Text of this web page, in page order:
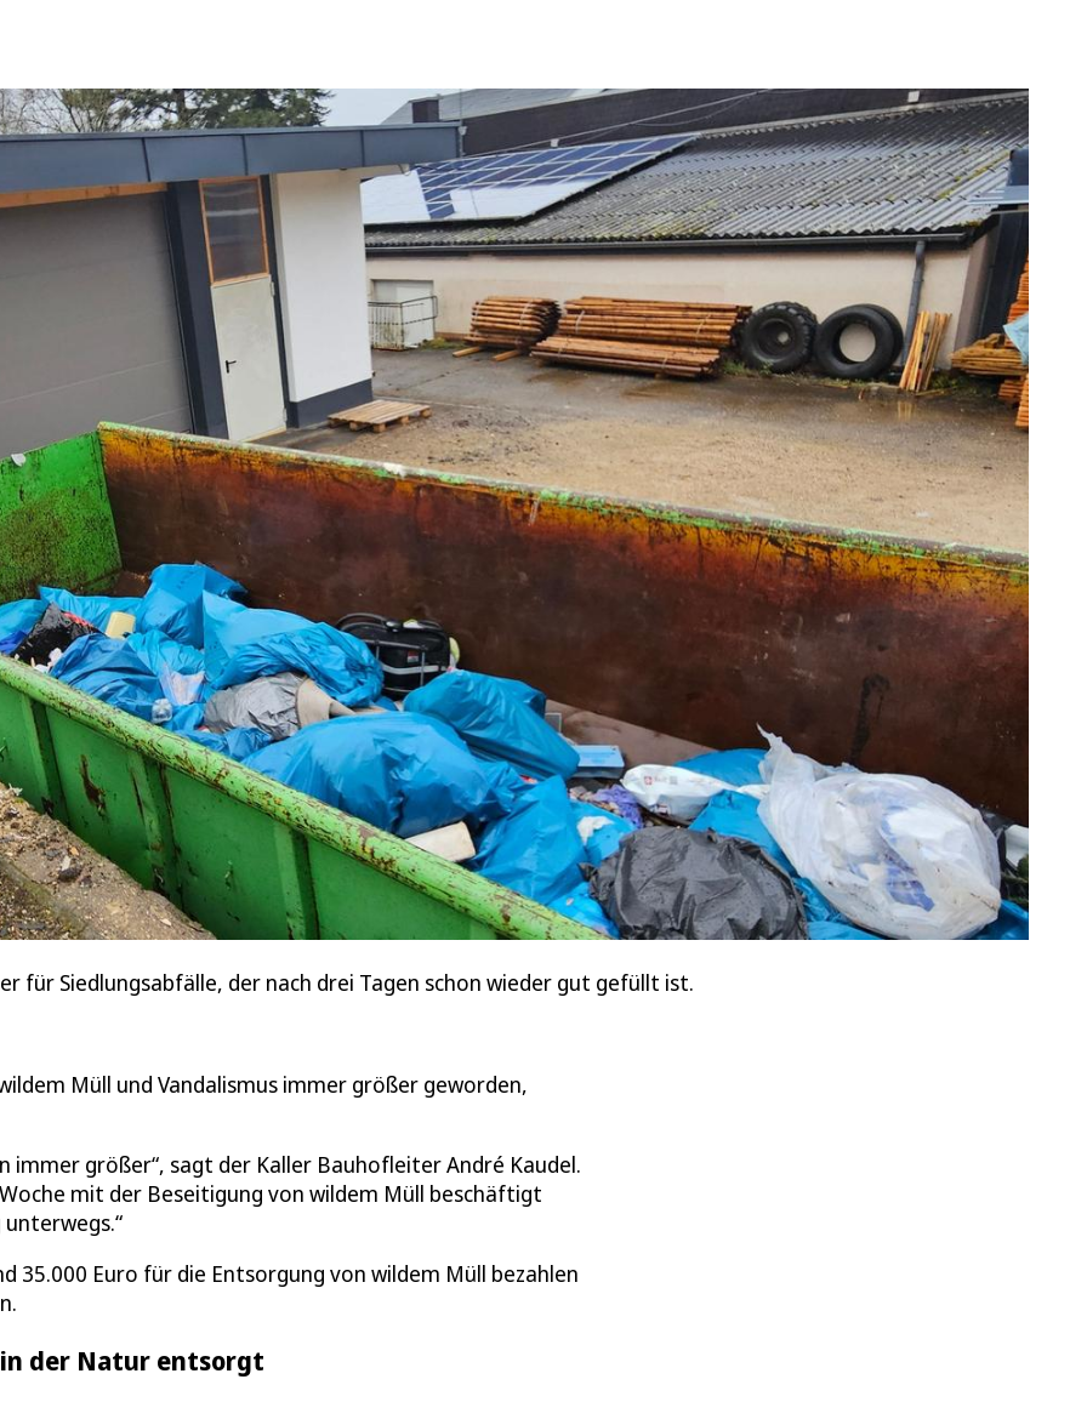
für Siedlungsabfälle, der nach drei Tagen schon wieder gut gefüllt ist.
Müll und Vandalismus immer größer geworden,
immer größer“, sagt der Kaller Bauhofleiter André Kaudel.
mit der Beseitigung von wildem Müll beschäftigt
35.000 Euro für die Entsorgung von wildem Müll bezahlen
der Natur entsorgt